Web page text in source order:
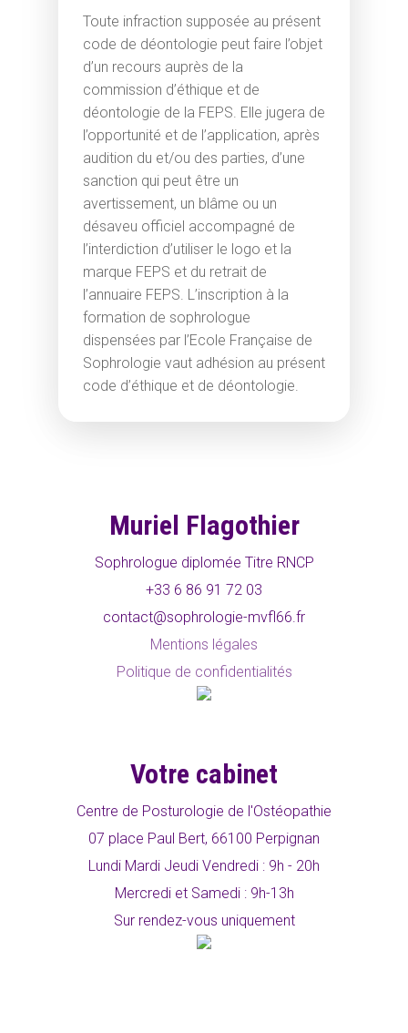
Toute infraction supposée au présent
code de déontologie peut faire l’objet
d’un recours auprès de la
commission d’éthique et de
déontologie de la FEPS. Elle jugera de
l’opportunité et de l’application, après
audition du et/ou des parties, d’une
sanction qui peut être un
avertissement, un blâme ou un
désaveu officiel accompagné de
l’interdiction d’utiliser le logo et la
marque FEPS et du retrait de
l’annuaire FEPS. L’inscription à la
formation de sophrologue
dispensées par l’Ecole Française de
Sophrologie vaut adhésion au présent
code d’éthique et de déontologie.
Muriel Flagothier
Sophrologue diplomée Titre RNCP
+33 6 86 91 72 03
contact@sophrologie-mvfl66.fr
Mentions légales
Politique de confidentialités
Votre cabinet
Centre de Posturologie de l'Ostéopathie
07 place Paul Bert, 66100 Perpignan
Lundi Mardi Jeudi Vendredi : 9h - 20h
Mercredi et Samedi : 9h-13h
Sur rendez-vous uniquement